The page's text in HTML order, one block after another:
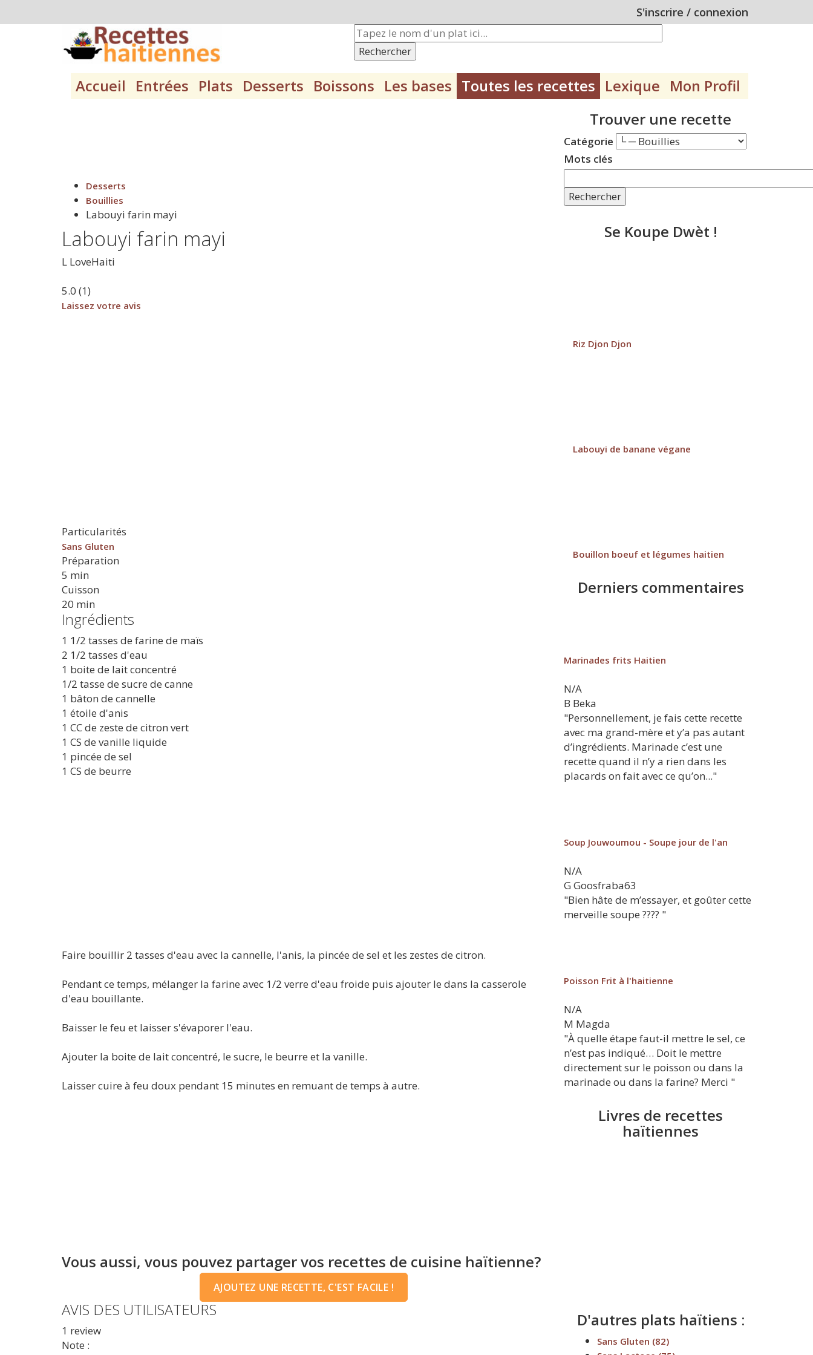
S'inscrire / connexion
Rechercher
Accueil Entrées Plats Desserts Boissons Les bases Toutes les recettes Lexique Mon Profil
Desserts
Bouillies
Labouyi farin mayi
Labouyi farin mayi
L LoveHaiti
5.0 (1)
Laissez votre avis
Particularités
Sans Gluten
Préparation
5 min
Cuisson
20 min
Ingrédients
1 1/2 tasses de farine de maïs
2 1/2 tasses d'eau
1 boite de lait concentré
1/2 tasse de sucre de canne
1 bâton de cannelle
1 étoile d'anis
1 CC de zeste de citron vert
1 CS de vanille liquide
1 pincée de sel
1 CS de beurre
Faire bouillir 2 tasses d'eau avec la cannelle, l'anis, la pincée de sel et les zestes de citron.
Pendant ce temps, mélanger la farine avec 1/2 verre d'eau froide puis ajouter le dans la casserole
d'eau bouillante.
Baisser le feu et laisser s'évaporer l'eau.
Ajouter la boite de lait concentré, le sucre, le beurre et la vanille.
Laisser cuire à feu doux pendant 15 minutes en remuant de temps à autre.
Vous aussi, vous pouvez partager vos recettes de cuisine haïtienne?
AJOUTEZ UNE RECETTE, C'EST FACILE !
AVIS DES UTILISATEURS
1 review
Note :
Trouver une recette
Catégorie
Mots clés
Rechercher
Se Koupe Dwèt !
Riz Djon Djon
Labouyi de banane végane
Bouillon boeuf et légumes haitien
Derniers commentaires
Marinades frits Haitien
N/A
B Beka
"Personnellement, je fais cette recette
avec ma grand-mère et y’a pas autant
d’ingrédients. Marinade c’est une
recette quand il n’y a rien dans les
placards on fait avec ce qu’on..."
Soup Jouwoumou - Soupe jour de l'an
N/A
G Goosfraba63
"Bien hâte de m’essayer, et goûter cette
merveille soupe ???? "
Poisson Frit à l'haitienne
N/A
M Magda
"À quelle étape faut-il mettre le sel, ce
n’est pas indiqué… Doit le mettre
directement sur le poisson ou dans la
marinade ou dans la farine? Merci "
Livres de recettes
haïtiennes
D'autres plats haïtiens :
Sans Gluten (82)